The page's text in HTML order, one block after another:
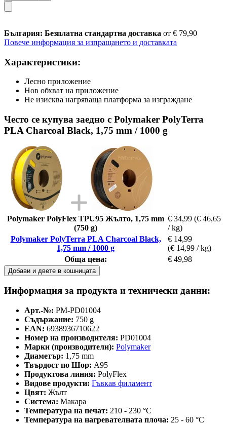
България: Безплатна стандартна доставка от € 79,90
Повече информация за изпращането и доставката
Характеристики:
Лесно приложение
Нов обхват на приложение
Не изисква нагряваща платформа за изграждане
Често се купува заедно с Polymaker PolyTerra
PLA Charcoal Black, 1,75 mm / 1000 g
Polymaker PolyFlex TPU95 Жълто, 1,75 mm
(750 g)
€ 34,99 (€ 46,65
/ kg)
Polymaker PolyTerra PLA Charcoal Black,
1,75 mm / 1000 g
€ 14,99
(€ 14,99 / kg)
Обща цена:
€ 49,98
Добави и двете в кошницата
Информация за продукта и технически данни:
Арт.-№: PM-PD01004
Съдържание: 750 g
EAN: 6938936710622
Номер на производителя: PD01004
Марки (производители): Polymaker
Диаметър: 1,75 mm
Твърдост по Шор: A95
Продуктова линия: PolyFlex
Видове продукти: Гъвкав филамент
Цвят: Жълт
Система: Макара
Температура на печат: 210 - 230 °C
Температура на нагревателната плоча: 25 - 60 °C